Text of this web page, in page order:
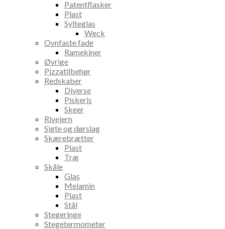
Patentflasker
Plast
Sylteglas
Weck
Ovnfaste fade
Ramekiner
Øvrige
Pizzatilbehør
Redskaber
Diverse
Piskeris
Skeer
Rivejern
Sigte og dørslag
Skærebrætter
Plast
Træ
Skåle
Glas
Melamin
Plast
Stål
Stegeringe
Stegetermometer